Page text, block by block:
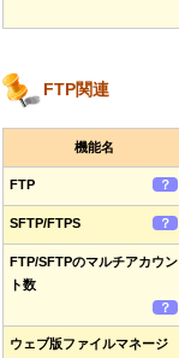
FTP関連
機能名
FTP ？
SFTP/FTPS ？
FTP/SFTPのマルチアカウン
ト数
？
ウェブ版ファイルマネージ